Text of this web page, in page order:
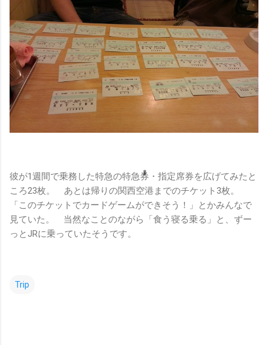
彼が1週間で乗務した特急の特急券・指定席券を広げてみたと
ころ23枚。 あとは帰りの関西空港までのチケット3枚。
「このチケットでカードゲームができそう！」とかみんなで
見ていた。 当然なことのながら「食う寝る乗る」と、ずー
っとJRに乗っていたそうです。
Trip